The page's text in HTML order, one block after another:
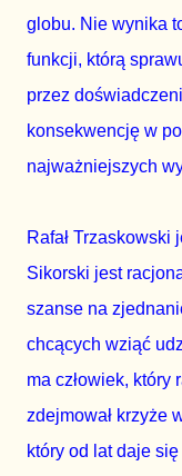
globu. Nie wynika
funkcji, którą
przez
konsekwencję w
najważniejszych
Rafał Trzaskowski
Sikorski jest
szanse na
chcących wziąć
ma człowiek, który
zdejmował krzyże
który od lat daje